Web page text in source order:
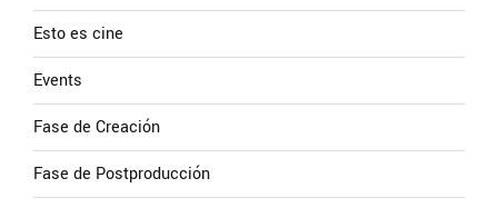
Esto es cine
Events
Fase de Creación
Fase de Postproducción